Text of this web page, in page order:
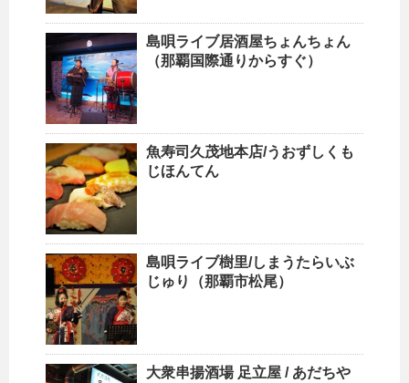
島唄ライブ居酒屋ちょんちょん
（那覇国際通りからすぐ）
魚寿司久茂地本店/うおずしくも
じほんてん
島唄ライブ樹里/しまうたらいぶ
じゅり（那覇市松尾）
大衆串揚酒場 足立屋 / あだちや